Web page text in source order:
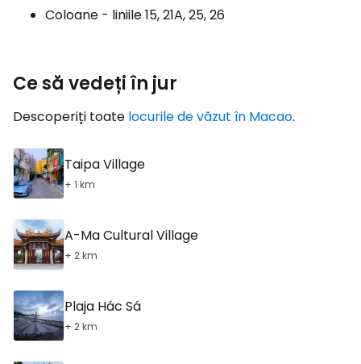
Coloane - liniile 15, 21A, 25, 26
Ce să vedeți în jur
Descoperiți toate locurile de văzut în Macao.
Taipa Village
+ 1 km
A-Ma Cultural Village
+ 2 km
Plaja Hác Sá
+ 2 km